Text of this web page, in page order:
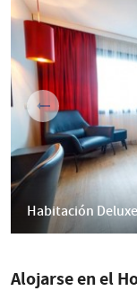
Habitación
Alojarse en el